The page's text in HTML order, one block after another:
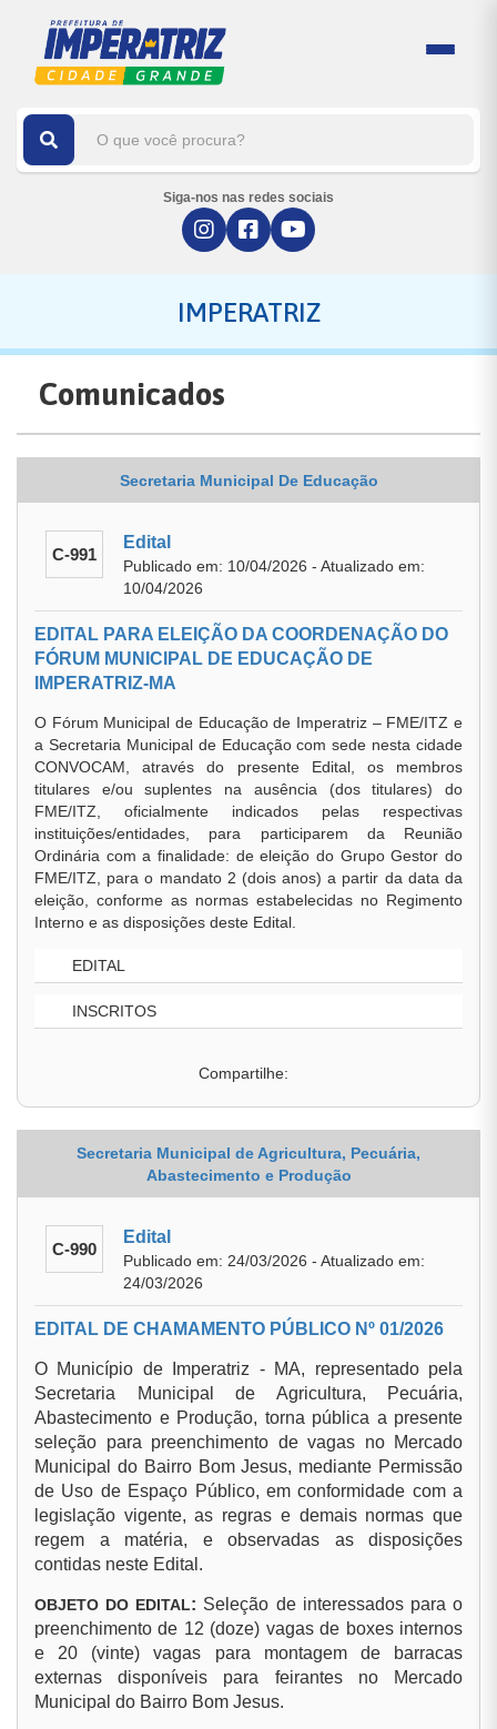
Siga-nos nas redes sociais
IMPERATRIZ
Comunicados
Secretaria Municipal De Educação
C-991
Edital
Publicado em: 10/04/2026 - Atualizado em:
10/04/2026
EDITAL PARA ELEIÇÃO DA COORDENAÇÃO DO
FÓRUM MUNICIPAL DE EDUCAÇÃO DE
IMPERATRIZ-MA
O Fórum Municipal de Educação de Imperatriz – FME/ITZ e
a Secretaria Municipal de Educação com sede nesta cidade
CONVOCAM, através do presente Edital, os membros
titulares e/ou suplentes na ausência (dos titulares) do
FME/ITZ, oficialmente indicados pelas respectivas
instituições/entidades, para participarem da Reunião
Ordinária com a finalidade: de eleição do Grupo Gestor do
FME/ITZ, para o mandato 2 (dois anos) a partir da data da
eleição, conforme as normas estabelecidas no Regimento
Interno e as disposições deste Edital.
EDITAL
INSCRITOS
Compartilhe:
Secretaria Municipal de Agricultura, Pecuária,
Abastecimento e Produção
C-990
Edital
Publicado em: 24/03/2026 - Atualizado em:
24/03/2026
EDITAL DE CHAMAMENTO PÚBLICO Nº 01/2026
O Município de Imperatriz - MA, representado pela
Secretaria Municipal de Agricultura, Pecuária,
Abastecimento e Produção, torna pública a presente
seleção para preenchimento de vagas no Mercado
Municipal do Bairro Bom Jesus, mediante Permissão
de Uso de Espaço Público, em conformidade com a
legislação vigente, as regras e demais normas que
regem a matéria, e observadas as disposições
contidas neste Edital.
OBJETO DO EDITAL: Seleção de interessados para o
preenchimento de 12 (doze) vagas de boxes internos
e 20 (vinte) vagas para montagem de barracas
externas disponíveis para feirantes no Mercado
Municipal do Bairro Bom Jesus.